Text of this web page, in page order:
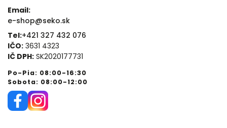
Email:
e-shop@seko.sk
Tel:+421 327 432 076
IČO: 3631 4323
IČ DPH: SK2020177731
Po-Pia: 08:00-16:30
Sobota: 08:00-12:00